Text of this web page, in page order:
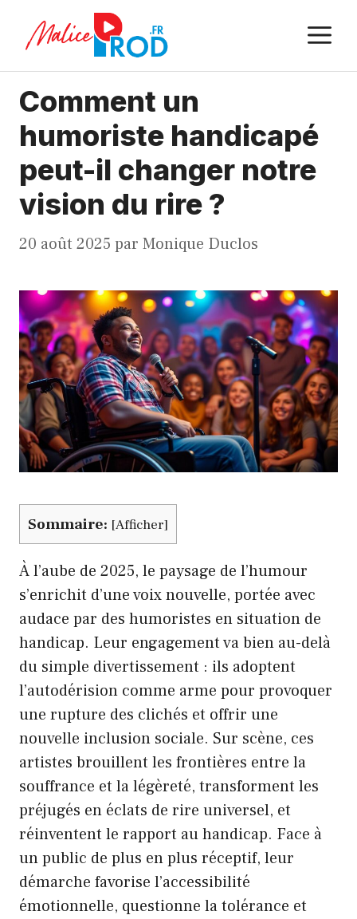
Comment un
humoriste handicapé
peut-il changer notre
vision du rire ?
20 août 2025 par Monique Duclos
Sommaire: [Afficher]
À l’aube de 2025, le paysage de l’humour
s’enrichit d’une voix nouvelle, portée avec
audace par des humoristes en situation de
handicap. Leur engagement va bien au-delà
du simple divertissement : ils adoptent
l’autodérision comme arme pour provoquer
une rupture des clichés et offrir une
nouvelle inclusion sociale. Sur scène, ces
artistes brouillent les frontières entre la
souffrance et la légèreté, transforment les
préjugés en éclats de rire universel, et
réinventent le rapport au handicap. Face à
un public de plus en plus réceptif, leur
démarche favorise l’accessibilité
émotionnelle, questionne la tolérance et